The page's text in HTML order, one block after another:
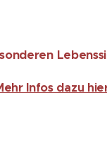
Infos dazu